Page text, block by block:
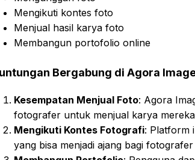
Mengikuti kontes foto
Menjual hasil karya foto
Membangun portofolio online
Bergabung di Agora
Kesempatan Menjual Foto: Agora
fotografer untuk menjual karya
Mengikuti Kontes Fotografi: Platform
yang bisa menjadi ajang bagi